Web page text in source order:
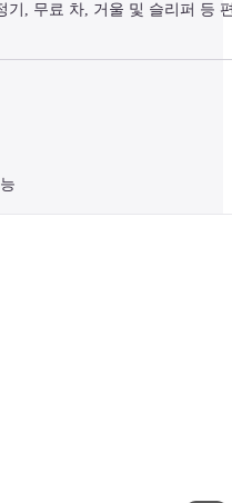
기, 무료 차, 거울 및 슬리퍼 등